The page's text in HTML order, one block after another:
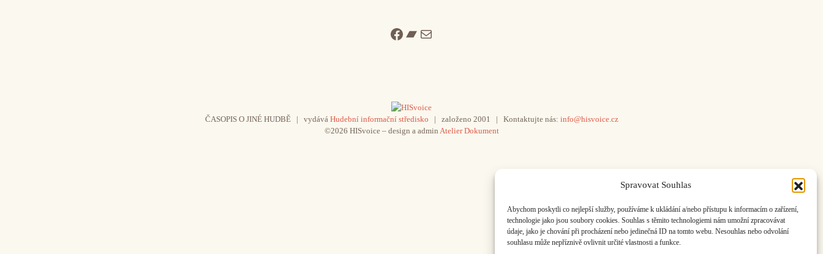
Spravovat Souhlas
Abychom poskytli co nejlepší služby, používáme k ukládání a/nebo přístupu k informacím o zařízení,
technologie jako jsou soubory cookies. Souhlas s těmito technologiemi nám umožní zpracovávat
údaje, jako je chování při procházení nebo jedinečná ID na tomto webu. Nesouhlas nebo odvolání
souhlasu může nepříznivě ovlivnit určité vlastnosti a funkce.
Facebook
Bandcamp
Mail
ČASOPIS O JINÉ HUDBĚ | vydává Hudební informační středisko | založeno 2001 | Kontaktujte nás: info@hisvoice.cz
©2026 HISvoice – design a admin Atelier Dokument